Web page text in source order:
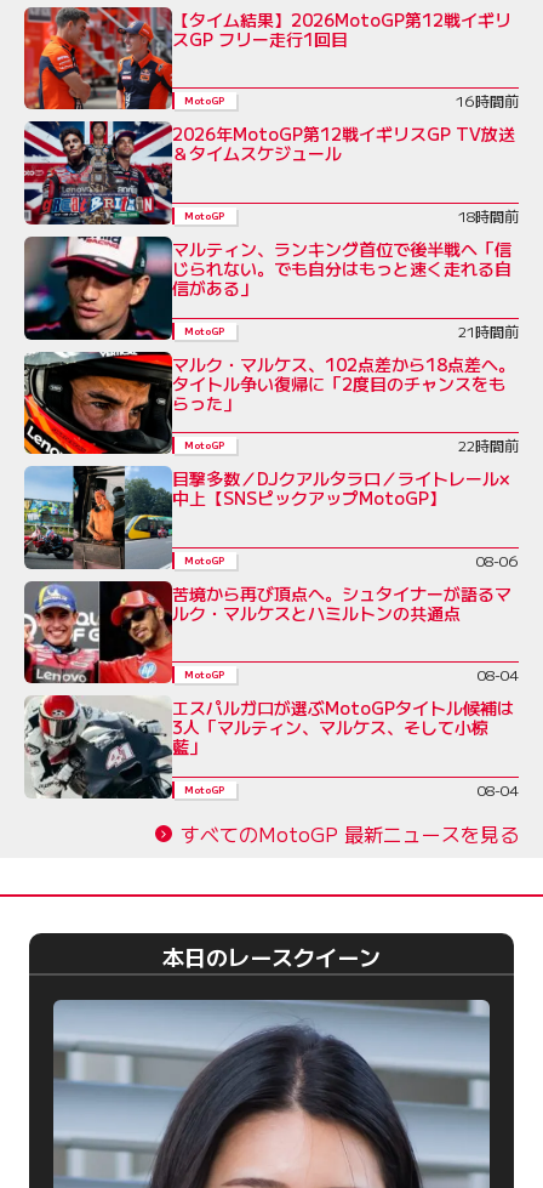
【タイム結果】2026MotoGP第12戦イギリ
スGP フリー走行1回目
MotoGP 16時間前
2026年MotoGP第12戦イギリスGP TV放送
＆タイムスケジュール
MotoGP 18時間前
マルティン、ランキング首位で後半戦へ「信
じられない。でも自分はもっと速く走れる自
信がある」
MotoGP 21時間前
マルク・マルケス、102点差から18点差へ。
タイトル争い復帰に「2度目のチャンスをも
らった」
MotoGP 22時間前
目撃多数／DJクアルタラロ／ライトレール×
中上【SNSピックアップMotoGP】
MotoGP 08-06
苦境から再び頂点へ。シュタイナーが語るマ
ルク・マルケスとハミルトンの共通点
MotoGP 08-04
エスパルガロが選ぶMotoGPタイトル候補は
3人「マルティン、マルケス、そして小椋
藍」
MotoGP 08-04
すべてのMotoGP 最新ニュースを見る
本日のレースクイーン